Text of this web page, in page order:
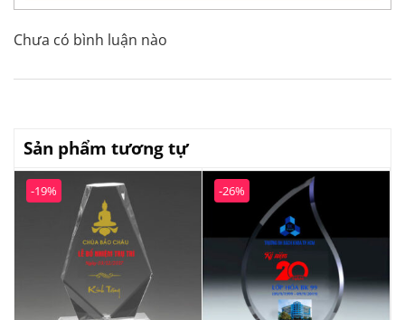
Chưa có bình luận nào
Sản phẩm tương tự
-19% -26%